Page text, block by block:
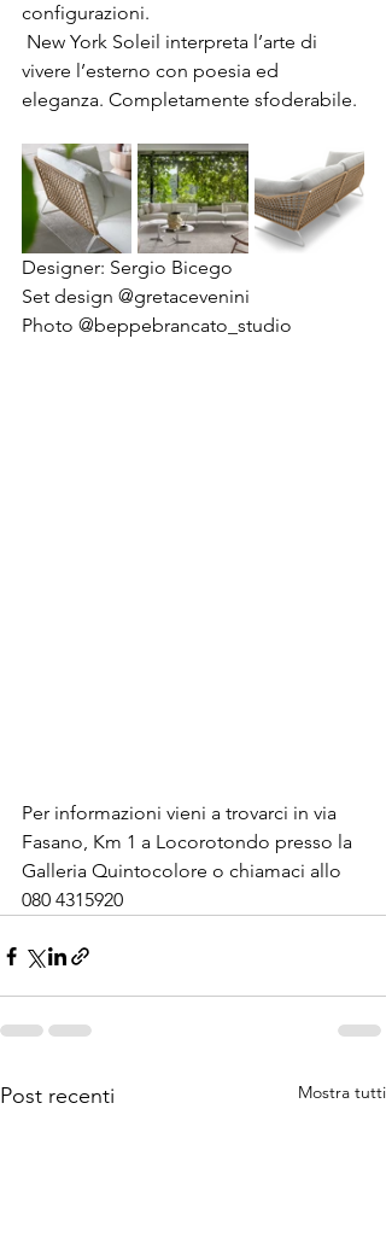
configurazioni. ⁠
vivere l’esterno con poesia ed
eleganza. Completamente sfoderabile.
Designer: Sergio Bicego
Set design @gretacevenini⁠
Photo @beppebrancato_studio⁠
Per informazioni vieni a trovarci in via
Fasano, Km 1 a Locorotondo presso la
Galleria Quintocolore o chiamaci allo
080 4315920
Post recenti Mostra tutti